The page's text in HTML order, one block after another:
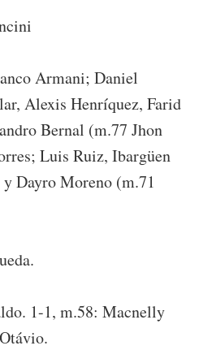
Armani; Daniel
Alexis Henríquez, Farid
Bernal (m.77 Jhon
Luis Ruiz, Ibargüen
Dayro Moreno (m.71
1-1, m.58: Macnelly